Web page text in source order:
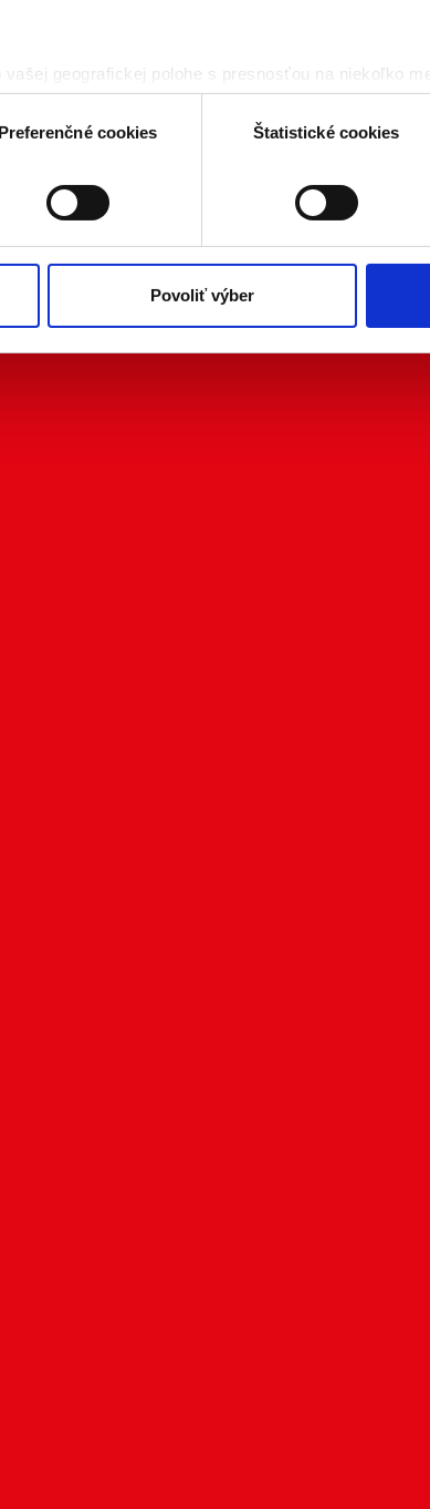
geografickej polohe s presnosťou na niekoľko
aktívnym skenovaním konkrétnych charakteristík
vaše osobné údaje, nájdete v časti s vašimi
Aktívnym nastavením nám udelíte súhlas s
vyvolaním tejto cookie lišty cez nastavenia
vychádzajúceho zo súhlasu pred jeho
Preferenčné cookies Štatistické cookies
Povoliť výber